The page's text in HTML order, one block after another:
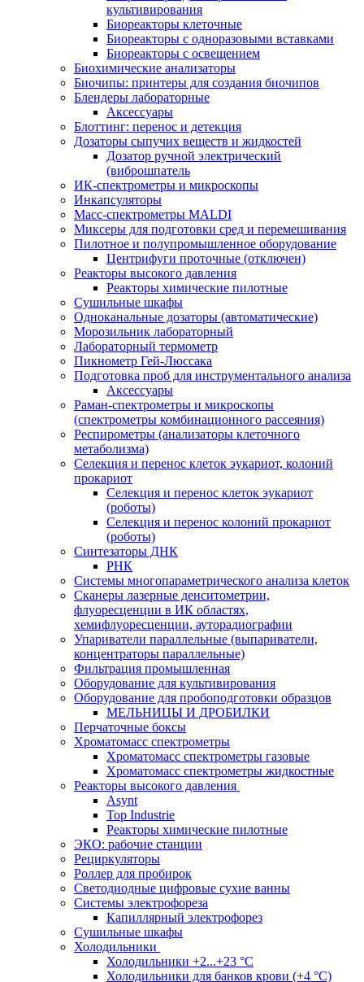
культивирования
Биореакторы клеточные
Биореакторы с одноразовыми вставками
Биореакторы с освещением
Биохимические анализаторы
Биочипы: принтеры для создания биочипов
Блендеры лабораторные
Аксессуары
Блоттинг: перенос и детекция
Дозаторы сыпучих веществ и жидкостей
Дозатор ручной электрический
(виброшпатель
ИК-спектрометры и микроскопы
Инкапсуляторы
Масс-спектрометры MALDI
Миксеры для подготовки сред и перемешивания
Пилотное и полупромышленное оборудование
Центрифуги проточные (отключен)
Реакторы высокого давления
Реакторы химические пилотные
Сушильные шкафы
Одноканальные дозаторы (автоматические)
Морозильник лабораторный
Лабораторный термометр
Пикнометр Гей-Люссака
Подготовка проб для инструментального анализа
Аксессуары
Раман-спектрометры и микроскопы
(спектрометры комбинационного рассеяния)
Респирометры (анализаторы клеточного
метаболизма)
Селекция и перенос клеток эукариот, колоний
прокариот
Селекция и перенос клеток эукариот
(роботы)
Селекция и перенос колоний прокариот
(роботы)
Синтезаторы ДНК
РНК
Системы многопараметрического анализа клеток
Сканеры лазерные денситометрии,
флуоресценции в ИК областях,
хемифлуоресценции, ауторадиографии
Упариватели параллельные (выпариватели,
концентраторы параллельные)
Фильтрация промышленная
Оборудование для культивирования
Оборудование для пробоподготовки образцов
МЕЛЬНИЦЫ И ДРОБИЛКИ
Перчаточные боксы
Хроматомасс спектрометры
Хроматомасс спектрометры газовые
Хроматомасс спектрометры жидкостные
Реакторы высокого давления
Asynt
Top Industrie
Реакторы химические пилотные
ЭКО: рабочие станции
Рециркуляторы
Роллер для пробирок
Светодиодные цифровые сухие ванны
Системы электрофореза
Капиллярный электрофорез
Сушильные шкафы
Холодильники
Холодильники +2...+23 °С
Холодильники для банков крови (+4 °С)